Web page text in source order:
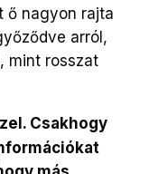
ő nagyon rajta
arról,
mint rosszat
Csakhogy